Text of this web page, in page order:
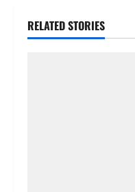
n
RELATED STORIES